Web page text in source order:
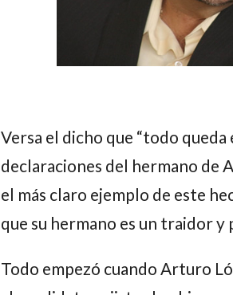
Versa el dicho que “todo
declaraciones del hermano de
el más claro ejemplo de este
que su hermano es un traidor y
Todo empezó cuando Arturo